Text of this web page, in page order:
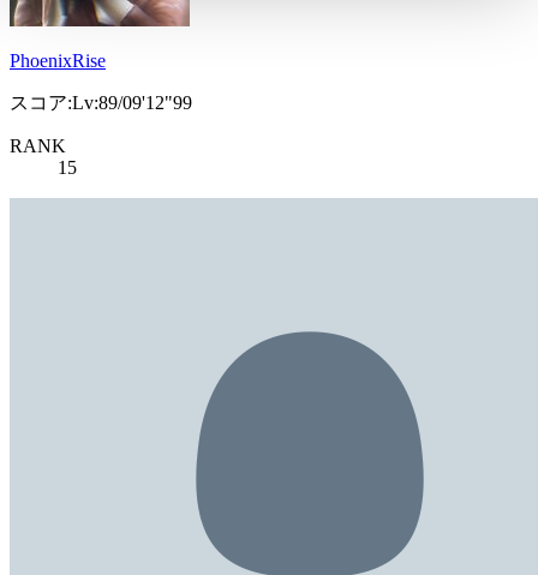
PhoenixRise
スコア:Lv:89/09'12"99
RANK
15